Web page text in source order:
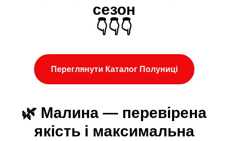
сезон
👇👇👇
Переглянути Каталог Полуниці
🌿 Малина — перевірена
якість і максимальна